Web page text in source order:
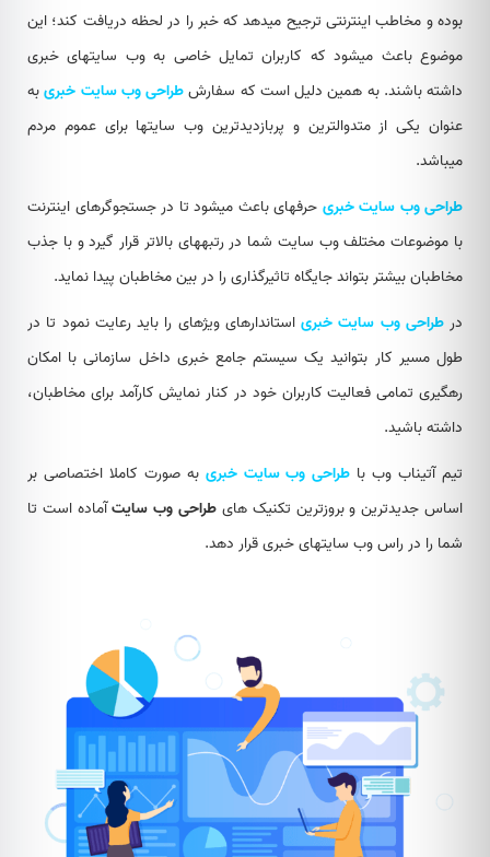
بوده و مخاطب اینترنتی ترجیح می‎دهد که خبر را در لحظه دریافت کند؛ این
موضوع باعث می‎شود که کاربران تمایل خاصی به وب سایت‎های خبری
داشته باشند. به همین دلیل است که سفارشطراحی وب سایت خبری
عنوان یکی از متدوال‎ترین و پربازدیدترین وب سایت‎ها برای عموم مردم
می‎باشد.
طراحی وب سایت خبری
حرفه‎ای باعث می‎شود تا در جستجوگرهای اینترنت
با موضوعات مختلف وب سایت شما در رتبه‎های بالاتر قرار گیرد و با جذب
مخاطبان بیشتر بتواند جایگاه تاثیرگذاری را در بین مخاطبان پیدا نماید.
درطراحی وب سایت خبری
استاندارهای ویژه‎ای را باید رعایت نمود تا در
طول مسیر کار بتوانید یک سیستم جامع خبری داخل سازمانی با امکان
رهگیری تمامی فعالیت کاربران خود در کنار نمایش کارآمد برای مخاطبان،
داشته باشید.
تیم آتیناب وب با طراحی وب سایت خبری
به ‎صورت کاملا اختصاصی بر
اساس جدیدترین و بروزترین تکنیک های طراحی وب سایتآماده است تا
شما را در راس وب سایت‎های خبری قرار دهد.